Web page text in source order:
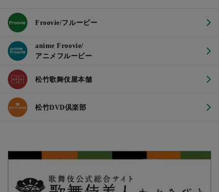
Froovie/フルービー
anime Froovie/
アニメフルービー
松竹歌舞伎屋本舗
松竹DVD倶楽部